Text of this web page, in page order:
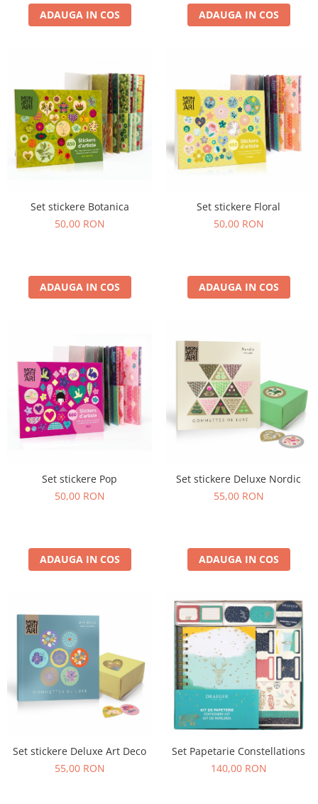
ADAUGA IN COS ADAUGA IN COS
Set stickere Botanica
50,00 RON
ADAUGA IN COS
Set stickere Floral
50,00 RON
ADAUGA IN COS
Set stickere Pop
50,00 RON
ADAUGA IN COS
Set stickere Deluxe Nordic
55,00 RON
ADAUGA IN COS
Set stickere Deluxe Art Deco
55,00 RON
Set Papetarie Constellations
140,00 RON